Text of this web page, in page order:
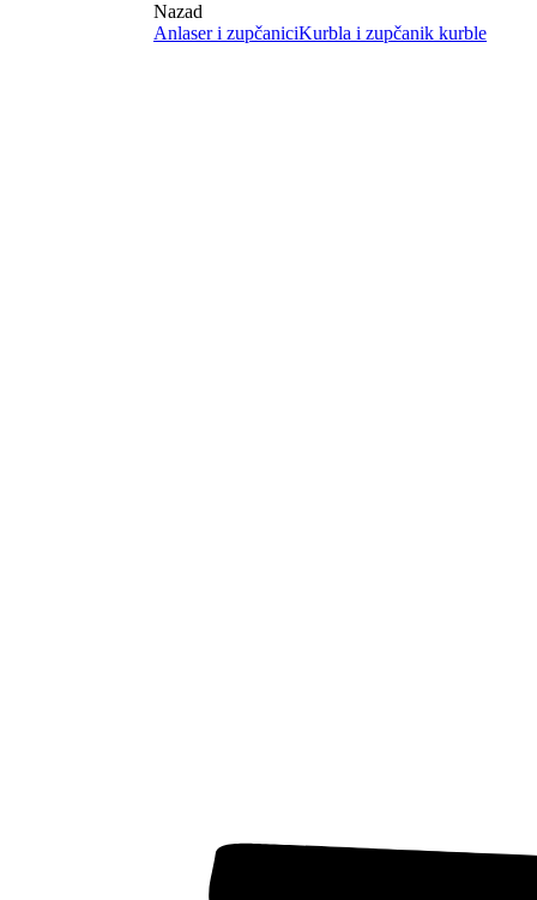
Nazad
Anlaser i zupčaniciKurbla i zupčanik kurble